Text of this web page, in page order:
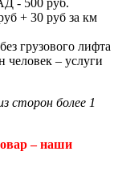
- 500 руб.
+ 30 руб за км
грузового лифта
человек – услуги
сторон более 1
– наши